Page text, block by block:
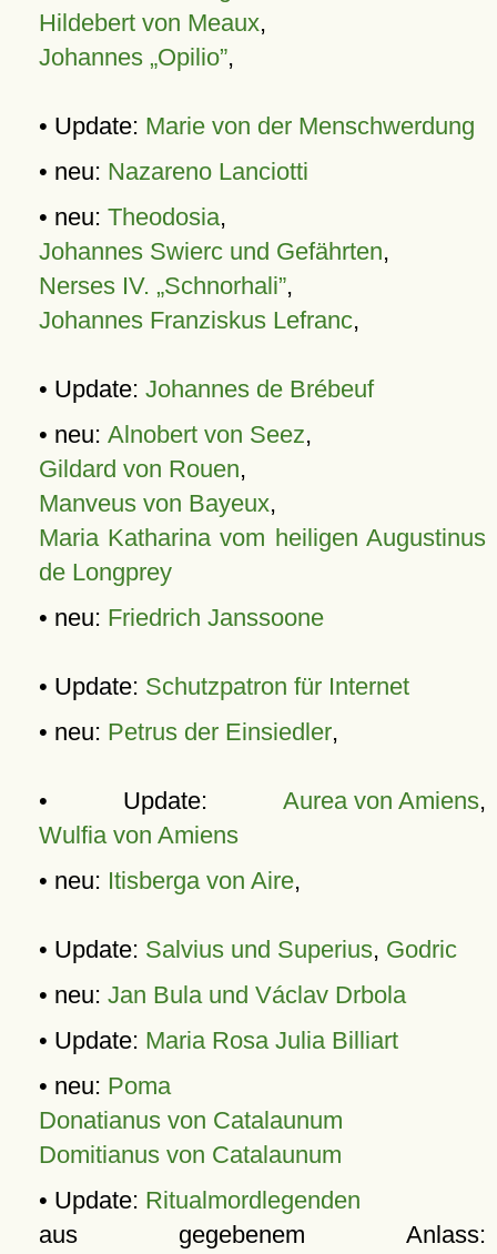
Hildebert von Meaux,
Johannes „Opilio”,
• Update: Marie von der Menschwerdung
• neu: Nazareno Lanciotti
• neu: Theodosia,
Johannes Swierc und Gefährten,
Nerses IV. „Schnorhali”,
Johannes Franziskus Lefranc,
• Update: Johannes de Brébeuf
• neu: Alnobert von Seez,
Gildard von Rouen,
Manveus von Bayeux,
Maria Katharina vom heiligen Augustinus
de Longprey
• neu: Friedrich Janssoone
• Update: Schutzpatron für Internet
• neu: Petrus der Einsiedler,
• Update: Aurea von Amiens,
Wulfia von Amiens
• neu: Itisberga von Aire,
• Update: Salvius und Superius, Godric
• neu: Jan Bula und Václav Drbola
• Update: Maria Rosa Julia Billiart
• neu: Poma
Donatianus von Catalaunum
Domitianus von Catalaunum
• Update: Ritualmordlegenden
aus gegebenem Anlass: